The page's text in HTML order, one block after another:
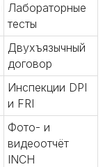
Лабораторные
тесты
Двухъязычный
договор
Инспекции DPI
и FRI
Фото- и
видеоотчёт
INCH